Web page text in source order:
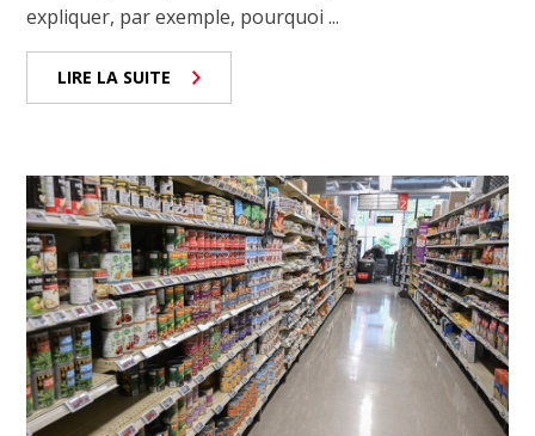
expliquer, par exemple, pourquoi ...
LIRE LA SUITE